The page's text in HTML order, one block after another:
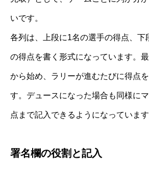
いです。
各列は、上段に1名の選手の得点、下
の得点を書く形式になっています。
から始め、ラリーが進むたびに得点
す。デュースになった場合も同様に
点まで記入できるようになっています
署名欄の役割と記入